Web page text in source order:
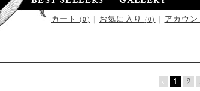
カート(0)|お気に入り(0)|アカウ
‹ 1 2